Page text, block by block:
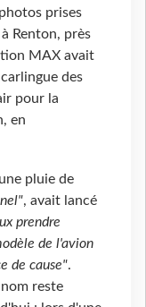
prises
Renton, près
MAX avait
des
pour la
en
pluie de
, avait lancé
prendre
de l'avion
de cause".
reste